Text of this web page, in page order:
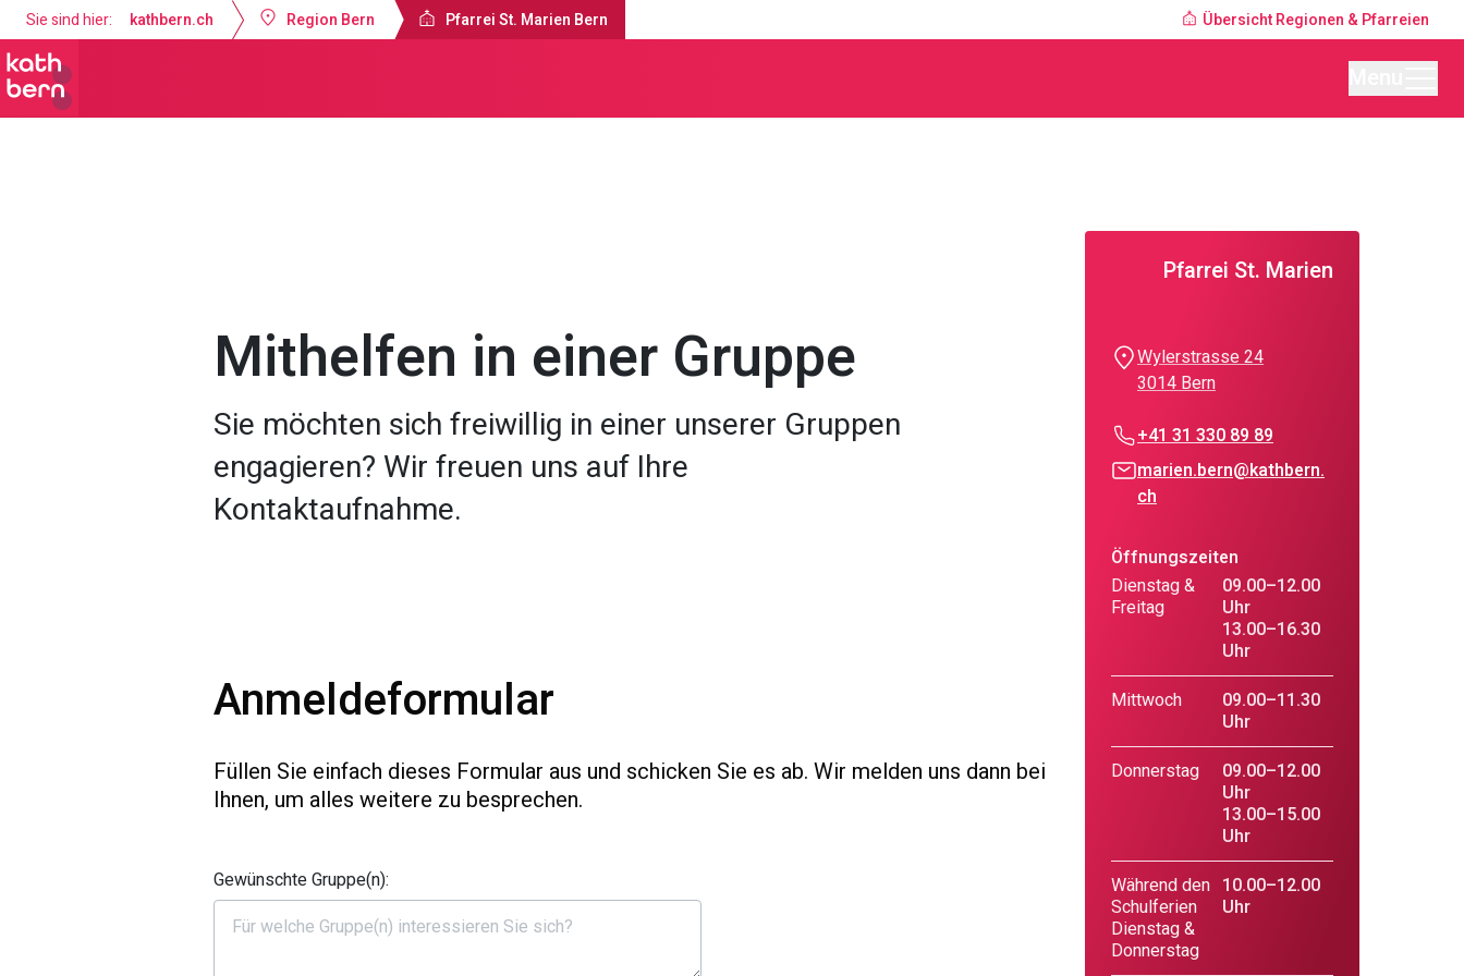
Sie sind hier: kathbern.ch Region Bern Pfarrei St. Marien Bern Übersicht Regionen & Pfarreien
Mithelfen in einer Gruppe
Sie möchten sich freiwillig in einer unserer Gruppen
engagieren? Wir freuen uns auf Ihre
Kontaktaufnahme.
Pfarrei St. Marien
Wylerstrasse 24
3014 Bern
+41 31 330 89 89
marien.bern@kathbern.
ch
Öffnungszeiten
Dienstag &
Freitag
09.00–12.00
Uhr
13.00–16.30
Uhr
Mittwoch
09.00–11.30
Uhr
Donnerstag
09.00–12.00
Uhr
13.00–15.00
Uhr
Während den
Schulferien
Dienstag &
Donnerstag
10.00–12.00
Uhr
Anmeldeformular
Füllen Sie einfach dieses Formular aus und schicken Sie es ab. Wir melden uns dann bei
Ihnen, um alles weitere zu besprechen.
Gewünschte Gruppe(n):